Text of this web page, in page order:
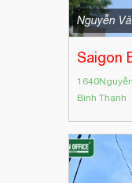
Nguyễn
Saigon
Bình Thạnh